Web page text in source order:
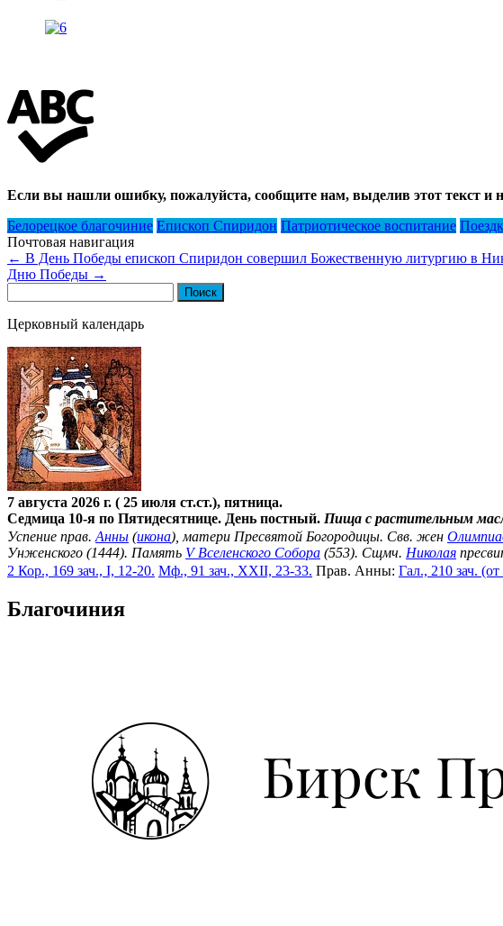
Если вы нашли ошибку, пожалуйста, сообщите нам, выделив этот текст и
Белорецкое благочиние Епископ Спиридон Патриотическое воспитание
Почтовая навигация
← В День Победы епископ Спиридон совершил Божественную литургию в
Дню Победы →
Церковный календарь
7 августа 2026 г. ( 25 июля ст.ст.), пятница.
Седмица 10-я по Пятидесятнице. День постный. Пища с растительным
Успение прав. Анны (икона), матери Пресвятой Богородицы. Свв. жен
Унженского (1444). Память V Вселенского Собора (553). Сщмч. Николая
2 Кор., 169 зач., I, 12-20. Мф., 91 зач., XXII, 23-33. Прав. Анны: Гал., 210 зач.
Благочиния